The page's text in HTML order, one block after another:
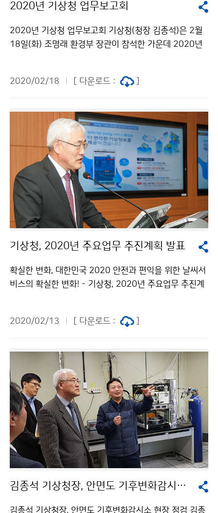
2020년 기상청 업무보고회
2020년 기상청 업무보고회 기상청(청장 김종석)은 2월
18일(화) 조명래 환경부 장관이 참석한 가운데 2020년
2020/02/18
[ 다운로드 :
기상청, 2020년 주요업무 추진계획 발표
확실한 변화, 대한민국 2020 안전과 편익을 위한 날씨서
비스의 확실한 변화! - 기상청, 2020년 주요업무 추진계
날씨서비스 개편’으로 정하고 주요업무계획을 발표했습니
를 확인 ▪ 태풍, 대형산불 등 긴급 기상정보 필요 시 전국
어디든 1∼2시간 이내 현장이동 관측 ▪ 장기예보에 극한
기후 예측정보를 추가하여 기후변화에 따른 폭염·한파 대
응 지원
2020/02/13 [ 다운로드 :
김종석 기상청장, 안면도 기후변화감시소 현장 점검
김종석 기상청장, 안면도 기후변화감시소 현장 점검 김종